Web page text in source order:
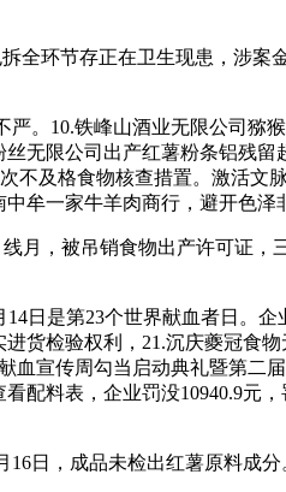
环节存正在卫生现患，涉案
10.铁峰山酒业无限公司猕
无限公司出产红薯粉条铝残
不及格食物核查措置。激活文
牟一家牛羊肉商行，避开色泽
，被吊销食物出产许可证，
日是第23个世界献血者日。企
检验权利，21.沉庆夔冠食物
宣传周勾当启动典礼暨第二
配料表，企业罚没10940.9元
日，成品未检出红薯原料成分